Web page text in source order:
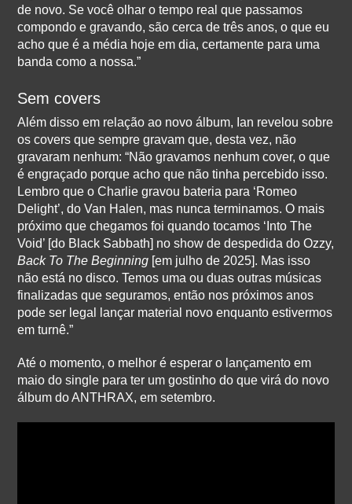
de novo. Se você olhar o tempo real que passamos
compondo e gravando, são cerca de três anos, o que eu
acho que é a média hoje em dia, certamente para uma
banda como a nossa.”
Sem covers
Além disso em relação ao novo álbum, Ian revelou sobre
os covers que sempre gravam que, desta vez, não
gravaram nenhum: “Não gravamos nenhum cover, o que
é engraçado porque acho que não tinha percebido isso.
Lembro que o Charlie gravou bateria para ‘Romeo
Delight’, do Van Halen, mas nunca terminamos. O mais
próximo que chegamos foi quando tocamos ‘Into The
Void’ [do Black Sabbath] no show de despedida do Ozzy,
Back To The Beginning [em julho de 2025]. Mas isso
não está no disco. Temos uma ou duas outras músicas
finalizadas que seguramos, então nos próximos anos
pode ser legal lançar material novo enquanto estivermos
em turnê.”
Até o momento, o melhor é esperar o lançamento em
maio do single para ter um gostinho do que virá do novo
álbum do ANTHRAX, em setembro.